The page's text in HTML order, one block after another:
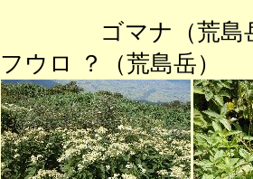
ゴマナ（荒
フウロ ？（荒島岳